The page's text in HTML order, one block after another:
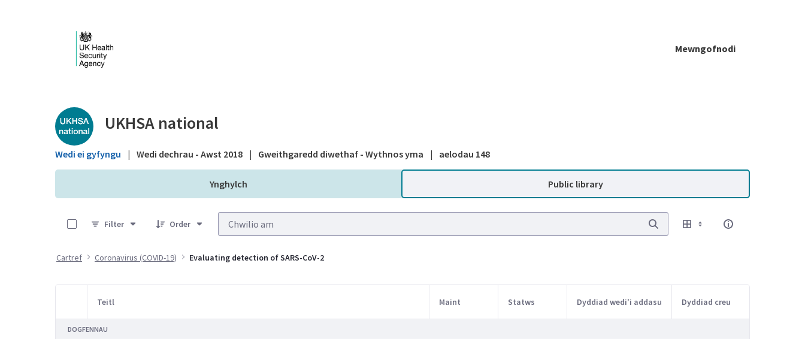
Mewngofnodi
Public library - UKHSA national
UKHSA national
Wedi ei gyfyngu | Wedi dechrau - Awst 2018 | Gweithgaredd diwethaf - Wythnos yma | aelodau 148
Ynghylch Public library
Filter
Order
Cartref Coronavirus (COVID-19) Evaluating detection of SARS-CoV-2
Item Selection
Teitl Maint Statws Dyddiad wedi'i addasu Dyddiad creu
DOGFENNAU